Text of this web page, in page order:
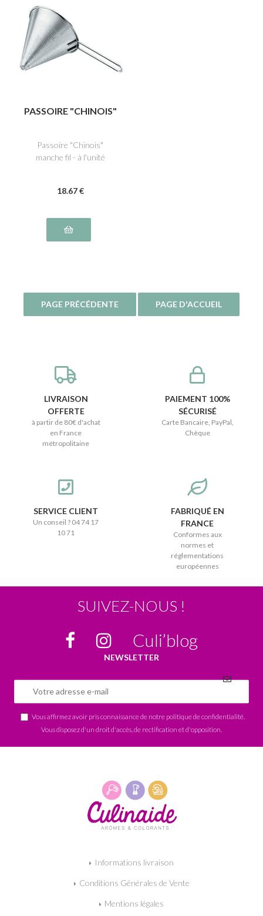
PASSOIRE "CHINOIS"
Passoire "Chinois"
manche fil - à l'unité
18.67 €
LIVRAISON
OFFERTE
à partir de 80€ d'achat
en France
métropolitaine
PAIEMENT 100%
SÉCURISÉ
Carte Bancaire, PayPal,
Chèque
SERVICE CLIENT
Un conseil ? 04 74 17
10 71
FABRIQUÉ EN
FRANCE
Conformes aux
normes et
réglementations
européennes
SUIVEZ-NOUS !
Culi’blog
NEWSLETTER
Vous affirmez avoir pris connaissance de notre politique de confidentialité
Vous disposez d'un droit d'accès, de rectification et d'opposition.
Informations livraison
Conditions Générales de Vente
Mentions légales